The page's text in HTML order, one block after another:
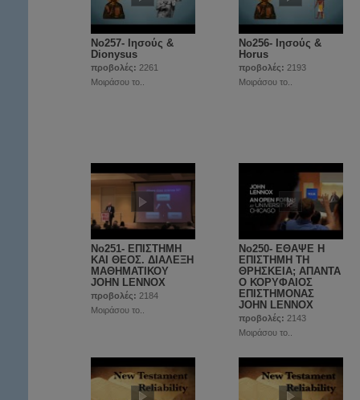
No257- Ιησούς &
Dionysus
προβολές: 2261
Μοιράσου το..
No256- Ιησούς &
Horus
προβολές: 2193
Μοιράσου το..
No251- ΕΠΙΣΤΗΜΗ
ΚΑΙ ΘΕΟΣ. ΔΙΑΛΕΞΗ
ΜΑΘΗΜΑΤΙΚΟΥ
JOHN LENNOX
προβολές: 2184
Μοιράσου το..
Νο250- ΕΘΑΨΕ Η
ΕΠΙΣΤΗΜΗ ΤΗ
ΘΡΗΣΚΕΙΑ; ΑΠΑΝΤΑ
Ο ΚΟΡΥΦΑΙΟΣ
EΠΙΣΤΗΜΟΝΑΣ
JOHN LENNOX
προβολές: 2143
Μοιράσου το..